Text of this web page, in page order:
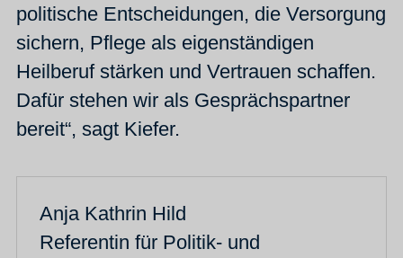
politische Entscheidungen, die Versorgung
sichern, Pflege als eigenständigen
Heilberuf stärken und Vertrauen schaffen.
Dafür stehen wir als Gesprächspartner
bereit“, sagt Kiefer.
Anja Kathrin Hild
Referentin für Politik- und